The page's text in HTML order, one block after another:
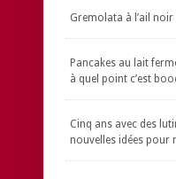
Gremolata à l’ail noir
Pancakes au lait
à quel point c’est
Cinq ans avec des
nouvelles idées pour